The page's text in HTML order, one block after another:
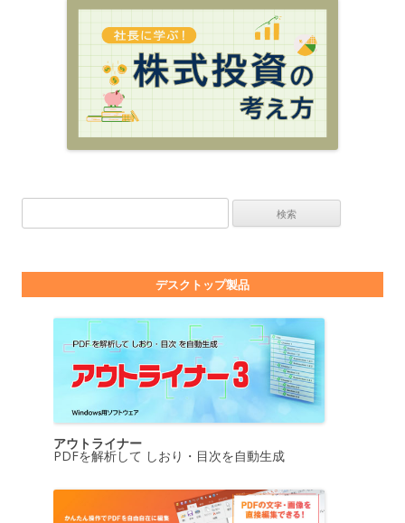
デスクトップ製品
アウトライナー
PDFを解析して しおり・目次を自動生成